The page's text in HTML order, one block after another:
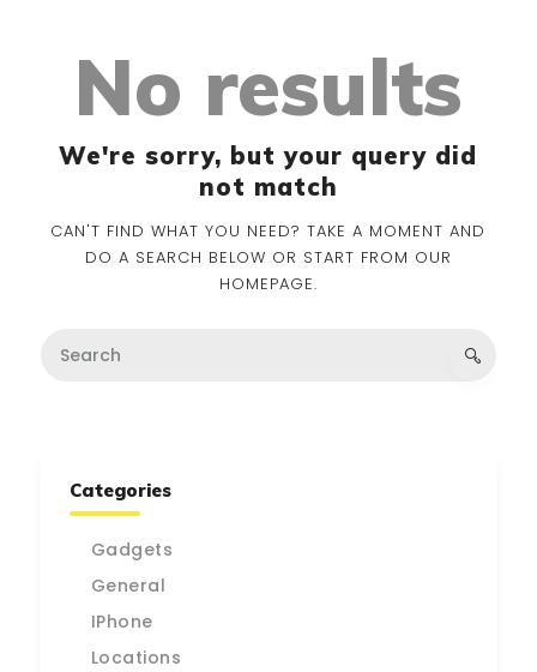
No results
We're sorry, but your query did
not match
CAN'T FIND WHAT YOU NEED? TAKE A MOMENT AND
DO A SEARCH BELOW OR START FROM OUR
HOMEPAGE.
Categories
Gadgets
General
IPhone
Locations